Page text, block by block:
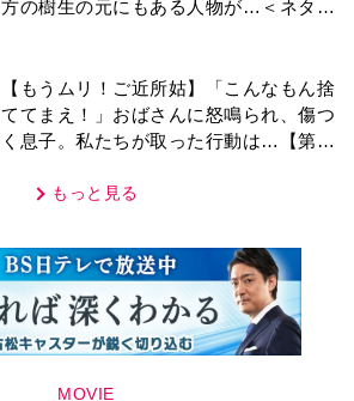
方の樹生の元にもある人物が…＜ネタバ
【もうムリ！ご近所姑】「こんなもん捨
ててまえ！」おばさんに怒鳴られ、傷つ
く息子。私たちが取った行動は…【第3
もっと見る
MOVIE